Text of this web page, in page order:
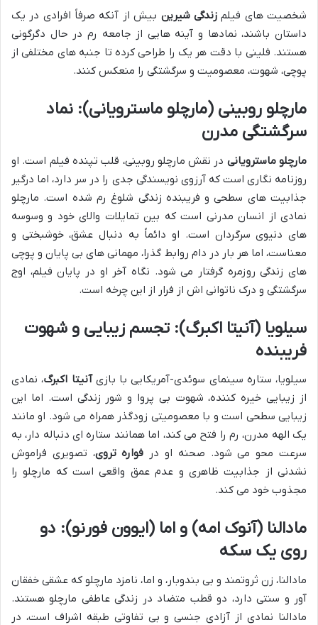
شخصیت های فیلمزندگی شیرین بیش از آنکه صرفاً افرادی در یک
داستان باشند، نمادها و آینه هایی از جامعه رم در حال دگرگونی
هستند. فلینی با دقت هر یک را طراحی کرده تا جنبه های مختلفی از
پوچی، شهوت، معصومیت و سرگشتگی را منعکس کنند.
مارچلو روبینی (مارچلو ماسترویانی): نماد
سرگشتگی مدرن
مارچلو ماسترویانی در نقش مارچلو روبینی، قلب تپنده فیلم است. او
روزنامه نگاری است که آرزوی نویسندگی جدی را در سر دارد، اما درگیر
جذابیت های سطحی و فریبنده زندگی شلوغ رم شده است. مارچلو
نمادی از انسان مدرنی است که بین تمایلات والای خود و وسوسه
های دنیوی سرگردان است. او دائماً به دنبال عشق، خوشبختی و
معناست، اما هر بار در دام روابط گذرا، مهمانی های بی پایان و پوچی
های زندگی روزمره گرفتار می شود. نگاه آخر او در پایان فیلم، اوج
سرگشتگی و درک ناتوانی اش از فرار از این چرخه است.
سیلویا (آنیتا اکبرگ): تجسم زیبایی و شهوت
فریبنده
سیلویا، ستاره سینمای سوئدی-آمریکایی با بازیآنیتا اکبرگ، نمادی
از زیبایی خیره کننده، شهوت بی پروا و شور زندگی است. اما این
زیبایی سطحی است و با معصومیتی زودگذر همراه می شود. او مانند
یک الهه مدرن، رم را فتح می کند، اما همانند ستاره ای دنباله دار، به
سرعت محو می شود. صحنه او در فواره تروی، تصویری فراموش
نشدنی از جذابیت ظاهری و عدم عمق واقعی است که مارچلو را
مجذوب خود می کند.
مادالنا (آنوک امه) و اما (ایوون فورنو): دو
روی یک سکه
مادالنا، زن ثروتمند و بی بندوبار، و اما، نامزد مارچلو که عشقی خفقان
آور و سنتی دارد، دو قطب متضاد در زندگی عاطفی مارچلو هستند.
مادالنا نمادی از آزادی جنسی و بی تفاوتی طبقه اشراف است، در